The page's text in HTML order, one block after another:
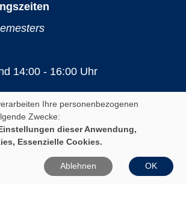
14:00 - 16:00 Uhr
14:00 - 18:00 Uhr
14:00 - 16:00 Uhr
Ihre personenbezogenen
Zwecke:
dieser Anwendung,
Essenzielle Cookies.
Ablehnen OK